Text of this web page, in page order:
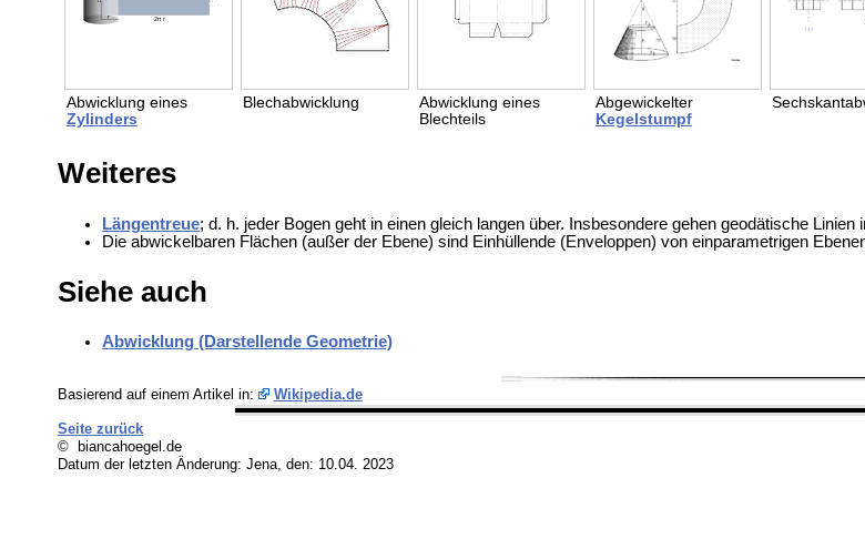
Abwicklung eines
Zylinders
Blechabwicklung
Abwicklung eines
Blechteils
Abgewickelter
Kegelstumpf
Weiteres
Längentreue; d. h. jeder Bogen geht in einen gleich langen über. Insbesondere gehen geodätische
Die abwickelbaren Flächen (außer der Ebene) sind Einhüllende (Enveloppen) von einparametrigen
Siehe auch
Abwicklung (Darstellende Geometrie)
Basierend auf einem Artikel in: Wikipedia.de
Seite zurück
© biancahoegel.de
Datum der letzten Änderung: Jena, den: 10.04. 2023